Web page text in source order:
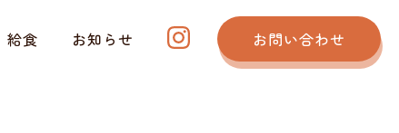
給食 お知らせ お問い合わせ